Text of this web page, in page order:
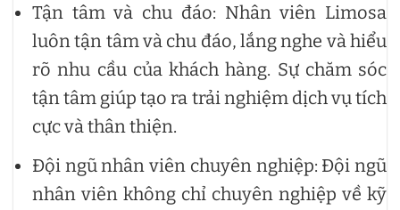
Tận tâm và chu đáo: Nhân viên Limosa
luôn tận tâm và chu đáo, lắng nghe và hiểu
rõ nhu cầu của khách hàng. Sự chăm sóc
tận tâm giúp tạo ra trải nghiệm dịch vụ tích
cực và thân thiện.
Đội ngũ nhân viên chuyên nghiệp: Đội ngũ
nhân viên không chỉ chuyên nghiệp về kỹ